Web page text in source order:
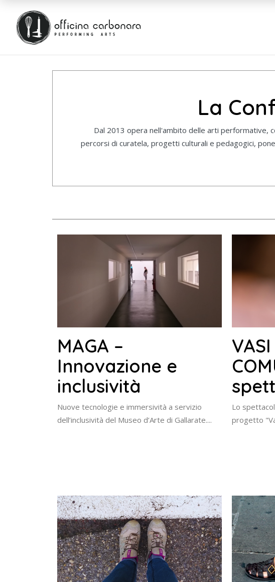
La
Dal 2013 opera nell'ambito delle arti performative,
percorsi di curatela, progetti culturali e pedagogici,
MAGA –
Innovazione e
inclusività
Nuove tecnologie e immersività a servizio
dell’inclusività del Museo d’Arte di Gallarate....
VASI
Lo
progetto